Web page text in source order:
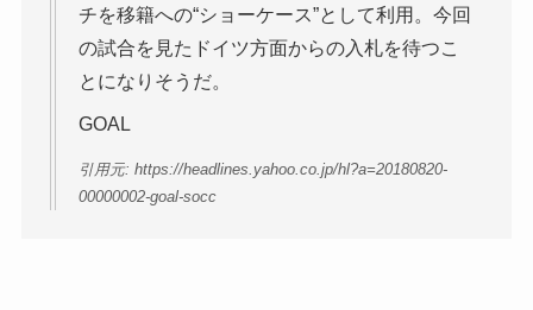
チを移籍への“ショーケース”として利用。今回
の試合を見たドイツ方面からの入札を待つこ
とになりそうだ。
GOAL
引用元: https://headlines.yahoo.co.jp/hl?a=20180820-
00000002-goal-socc